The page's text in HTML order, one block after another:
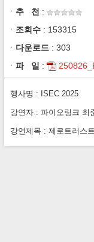
ㆍ 추 천 :
ㆍ 조회수 : 153315
ㆍ 다운로드 : 303
ㆍ 파 일 :
행사명 : ISEC 2025
강연자 : 파이오링크 최
강연제목 : 제로트러스